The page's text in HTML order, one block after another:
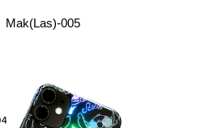
Mak(Las)-005